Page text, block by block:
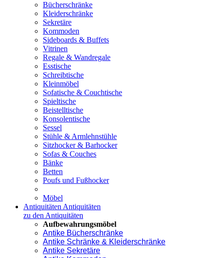
Bücherschränke
Kleiderschränke
Sekretäre
Kommoden
Sideboards & Buffets
Vitrinen
Regale & Wandregale
Esstische
Schreibtische
Kleinmöbel
Sofatische & Couchtische
Spieltische
Beistelltische
Konsolentische
Sessel
Stühle & Armlehnstühle
Sitzhocker & Barhocker
Sofas & Couches
Bänke
Betten
Poufs und Fußhocker
Möbel
Antiquitäten Antiquitäten
zu den Antiquitäten
Aufbewahrungsmöbel
Antike Bücherschränke
Antike Schränke & Kleiderschränke
Antike Sekretäre